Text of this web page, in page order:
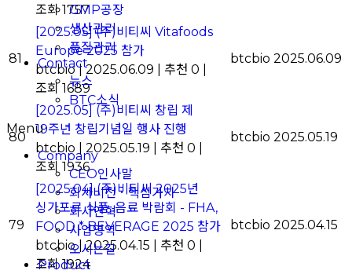
GMP공장
생산관리
품질관리
Contact
뉴스
BTC소식
Menu
Company
CEO인사말
회사비전ㆍ핵심가치
회사연혁
사업영역
오시는길
Product
조회 1757
81
[2025.05] (주)비티씨 Vitafoods
Europe 2025 참가
btcbio | 2025.06.09 추천 0
조회 1689
btcbio 2025.06.09
80
[2025.05] (주)비티씨 창립 제
19주년 창립기념일 행사 진행
btcbio
2025.05.19 추천 0
조회 1936
btcbio 2025.05.19
79
[2025.04] (주)비티씨 2025년
싱가포르 식품, 음료 박람회 - FHA,
FOOD * BEVERAGE 2025 참가
btcbio | 2025.04.15 추천 0
조회 1924
btcbio 2025.04.15